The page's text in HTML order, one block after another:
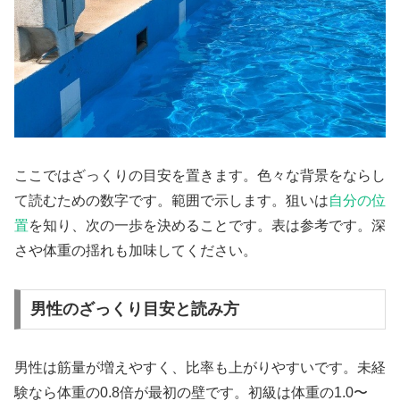
ここではざっくりの目安を置きます。色々な背景をならし
て読むための数字です。範囲で示します。狙いは自分の位
置を知り、次の一歩を決めることです。表は参考です。深
さや体重の揺れも加味してください。
男性のざっくり目安と読み方
男性は筋量が増えやすく、比率も上がりやすいです。未経
験なら体重の0.8倍が最初の壁です。初級は体重の1.0〜